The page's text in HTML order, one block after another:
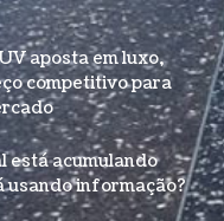
aposta em luxo,
competitivo para
está acumulando
usando informação?